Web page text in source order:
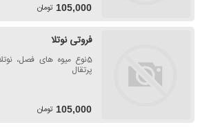
105,000 تومان
فروتی نوتلا
5نوع میوه های فصل،
پرتقال
105,000 تومان